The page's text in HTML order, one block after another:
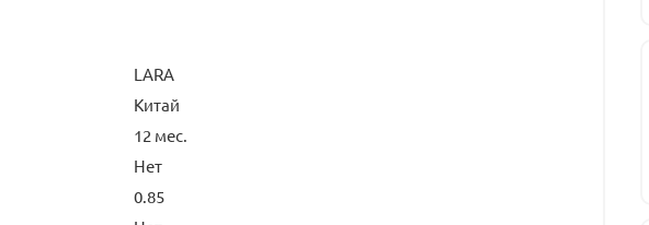
LARA
Китай
12 мес.
Нет
0.85